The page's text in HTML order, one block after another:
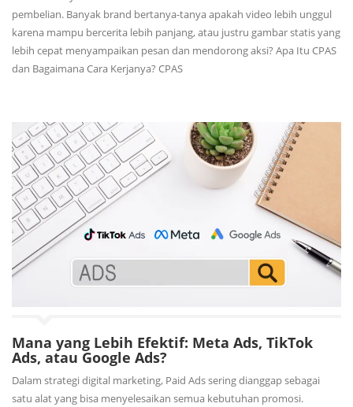
pembelian. Banyak brand bertanya-tanya apakah video lebih unggul
karena mampu bercerita lebih panjang, atau justru gambar statis yang
lebih cepat menyampaikan pesan dan mendorong aksi? Apa Itu CPAS
dan Bagaimana Cara Kerjanya? CPAS
Mana yang Lebih Efektif: Meta Ads, TikTok
Ads, atau Google Ads?
Dalam strategi digital marketing, Paid Ads sering dianggap sebagai
satu alat yang bisa menyelesaikan semua kebutuhan promosi.